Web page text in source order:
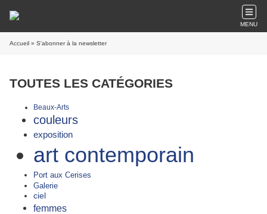
MENU
Accueil » S'abonner à la newsletter
TOUTES LES CATÉGORIES
Beaux-Arts
couleurs
exposition
art contemporain
Port aux Cerises
Galerie
ciel
femmes